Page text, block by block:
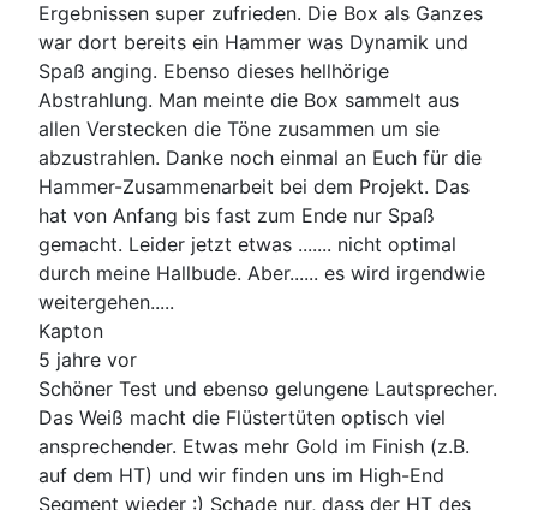
Ergebnissen super zufrieden. Die Box als Ganzes
war dort bereits ein Hammer was Dynamik und
Spaß anging. Ebenso dieses hellhörige
Abstrahlung. Man meinte die Box sammelt aus
allen Verstecken die Töne zusammen um sie
abzustrahlen. Danke noch einmal an Euch für die
Hammer-Zusammenarbeit bei dem Projekt. Das
hat von Anfang bis fast zum Ende nur Spaß
gemacht. Leider jetzt etwas ....... nicht optimal
durch meine Hallbude. Aber...... es wird irgendwie
weitergehen.....
Kapton
5 jahre vor
Schöner Test und ebenso gelungene Lautsprecher.
Das Weiß macht die Flüstertüten optisch viel
ansprechender. Etwas mehr Gold im Finish (z.B.
auf dem HT) und wir finden uns im High-End
Segment wieder :) Schade nur, dass der HT des